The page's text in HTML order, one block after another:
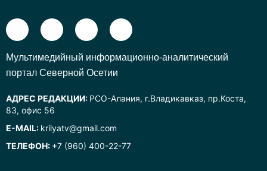
Mультимедийный информационно-аналитический
портал Северной Осетии
АДРЕС РЕДАКЦИИ: РСО-Алания, г.Владикавказ, пр.Коста,
83, офис 56
E-MAIL: krilyatv@gmail.com
ТЕЛЕФОН: +7 (960) 400-22-77